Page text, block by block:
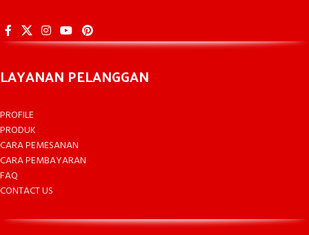
LAYANAN PELANGGAN
PROFILE
PRODUK
CARA PEMESANAN
CARA PEMBAYARAN
FAQ
CONTACT US